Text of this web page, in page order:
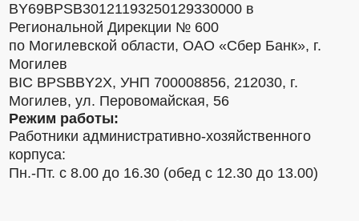
BY69BPSB30121193250129330000 в
Региональной Дирекции № 600
по Могилевской области, ОАО «Сбер Банк», г.
Могилев
BIC BPSBBY2X, УНП 700008856, 212030, г.
Могилев, ул. Перовомайская, 56
Режим работы:
Работники административно-хозяйственного
корпуса:
Пн.-Пт. с 8.00 до 16.30 (обед с 12.30 до 13.00)